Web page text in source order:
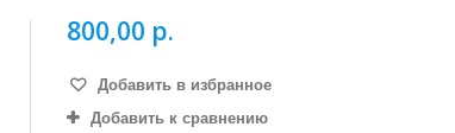
800,00 р.
Добавить в избранное
Добавить к сравнению